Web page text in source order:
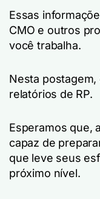
Essas
CMO e outros
você trabalha.
Nesta
relatórios de RP.
Esperamos que,
capaz de
que leve seus
próximo nível.